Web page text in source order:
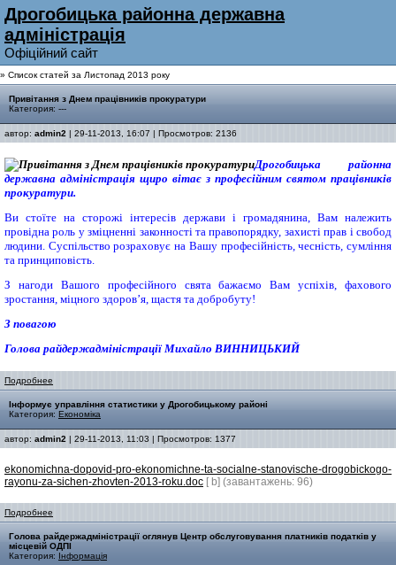
Дрогобицька районна державна
адмiнiстрацiя
Офiцiйний сайт
» Список статей за Листопад 2013 року
Привітання з Днем працівників прокуратури
Категория: ---
автор: admin2 | 29-11-2013, 16:07 | Просмотров: 2136
Дрогобицька районна
державна адміністрація щиро вітає з професійним святом працівників
прокуратури.
Ви стоїте на сторожі інтересів держави і громадянина, Вам належить
провідна роль у зміцненні законності та правопорядку, захисті прав і свобод
людини. Суспільство розраховує на Вашу професійність, чесність, сумління
та принциповість.
З нагоди Вашого професійного свята бажаємо Вам успіхів, фахового
зростання, міцного здоров’я, щастя та добробуту!
З повагою
Голова райдержадміністрації Михайло ВИННИЦЬКИЙ
Подробнее
Інформує управління статистики у Дрогобицькому районі
Категория: Економіка
автор: admin2 | 29-11-2013, 11:03 | Просмотров: 1377
ekonomichna-dopovid-pro-ekonomichne-ta-socialne-stanovische-drogobickogo-
rayonu-za-sichen-zhovten-2013-roku.doc [ b] (завантажень: 96)
Подробнее
Голова райдержадміністрації оглянув Центр обслуговування платників податків у
місцевій ОДПІ
Категория: Інформація